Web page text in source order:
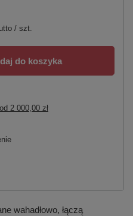
/ szt.
do koszyka
od 2 000,00 zł
wahadłowo, łączą